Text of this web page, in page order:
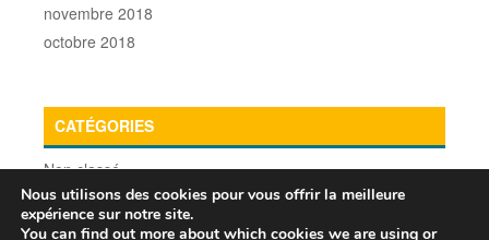
novembre 2018
octobre 2018
CATÉGORIES
Non classé
Nous utilisons des cookies pour vous offrir la meilleure
expérience sur notre site.
You can find out more about which cookies we are using or